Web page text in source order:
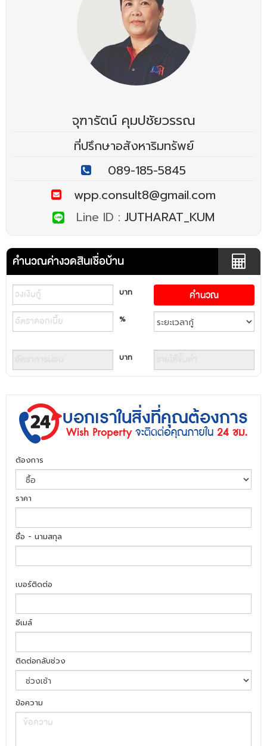
จุฑารัตน์ คุมปชัยวรรณ
ที่ปรึกษาอสังหาริมทรัพย์
089-185-5845
wpp.consult8@gmail.com
Line ID : JUTHARAT_KUM
คำนวณค่างวดสินเชื่อบ้าน
บาท
%
บาท
ต้องการ
ราคา
ชื่อ - นามสกุล
เบอร์ติดต่อ
อีเมล์
ติดต่อกลับช่วง
ข้อความ